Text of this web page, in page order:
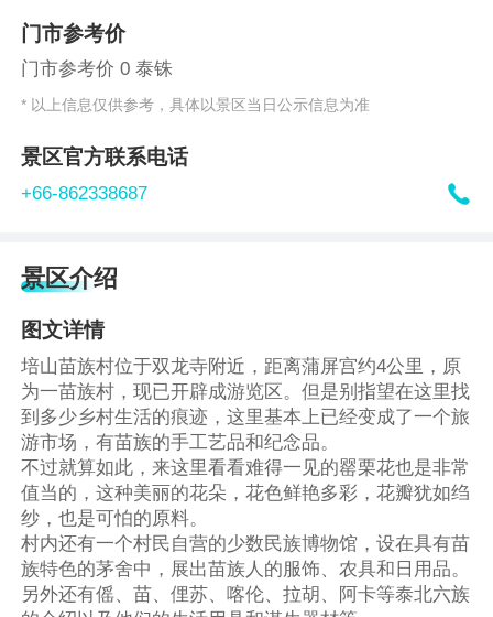
门市参考价
门市参考价 0 泰铢
* 以上信息仅供参考，具体以景区当日公示信息为准
景区官方联系电话
+66-862338687 
景区介绍
图文详情
培山苗族村位于双龙寺附近，距离蒲屏宫约4公里，原
为一苗族村，现已开辟成游览区。但是别指望在这里找
到多少乡村生活的痕迹，这里基本上已经变成了一个旅
游市场，有苗族的手工艺品和纪念品。
不过就算如此，来这里看看难得一见的罂栗花也是非常
值当的，这种美丽的花朵，花色鲜艳多彩，花瓣犹如绉
纱，也是可怕的原料。
村内还有一个村民自营的少数民族博物馆，设在具有苗
族特色的茅舍中，展出苗族人的服饰、农具和日用品。
另外还有傜、苗、俚苏、喀伦、拉胡、阿卡等泰北六族